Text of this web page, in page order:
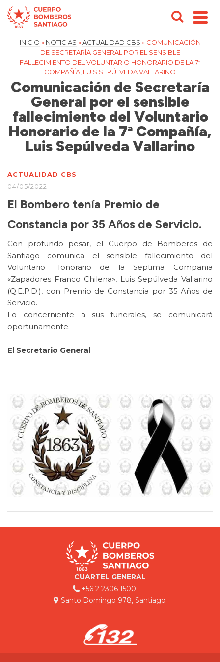
INICIO » NOTICIAS » ACTUALIDAD CBS » COMUNICACIÓN
DE SECRETARÍA GENERAL POR EL SENSIBLE
FALLECIMIENTO DEL VOLUNTARIO HONORARIO DE LA 7ª
COMPAÑÍA, LUIS SEPÚLVEDA VALLARINO
Comunicación de Secretaría
General por el sensible
fallecimiento del Voluntario
Honorario de la 7ª Compañía,
Luis Sepúlveda Vallarino
ACTUALIDAD CBS
04/05/2022
El Bombero tenía Premio de
Constancia por 35 Años de Servicio.
Con profundo pesar, el Cuerpo de Bomberos de
Santiago comunica el sensible fallecimiento del
Voluntario Honorario de la Séptima Compañía
«Zapadores Franco Chilena», Luis Sepúlveda Vallarino
(Q.E.P.D.), con Premio de Constancia por 35 Años de
Servicio.
Lo concerniente a sus funerales, se comunicará
oportunamente.
El Secretario General
CUARTEL GENERAL
+56 2 2306 1500
Santo Domingo 978, Santiago.